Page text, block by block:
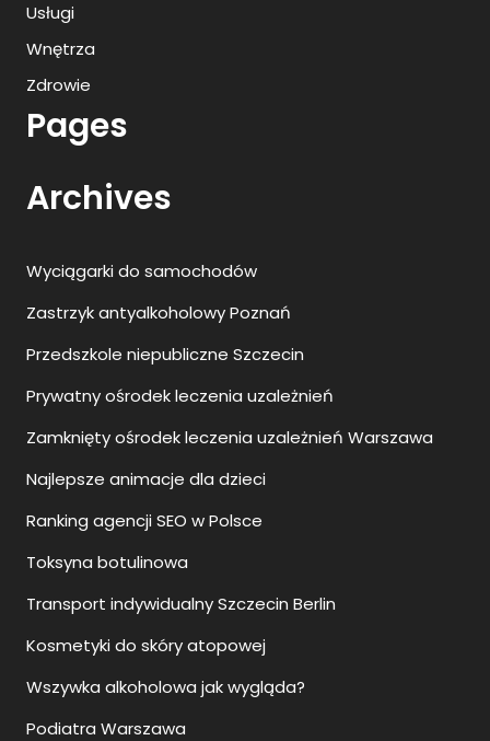
Usługi
Wnętrza
Zdrowie
Pages
Archives
Wyciągarki do samochodów
Zastrzyk antyalkoholowy Poznań
Przedszkole niepubliczne Szczecin
Prywatny ośrodek leczenia uzależnień
Zamknięty ośrodek leczenia uzależnień Warszawa
Najlepsze animacje dla dzieci
Ranking agencji SEO w Polsce
Toksyna botulinowa
Transport indywidualny Szczecin Berlin
Kosmetyki do skóry atopowej
Wszywka alkoholowa jak wygląda?
Podiatra Warszawa